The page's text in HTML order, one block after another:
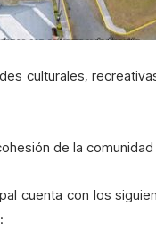
culturales,
de la
cuenta con los